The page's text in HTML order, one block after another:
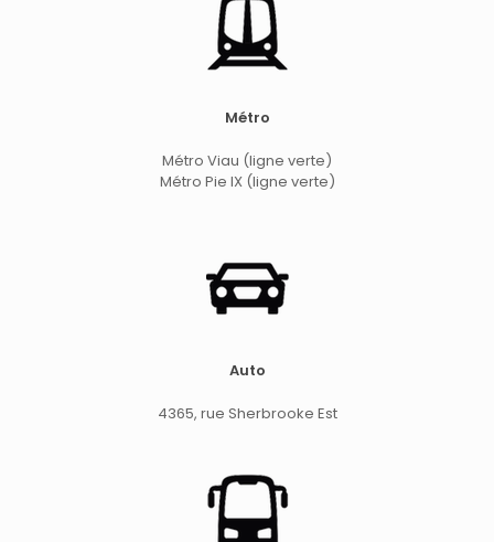
Métro
Métro Viau (ligne verte)
Métro Pie IX (ligne verte)
Auto
4365, rue Sherbrooke Est